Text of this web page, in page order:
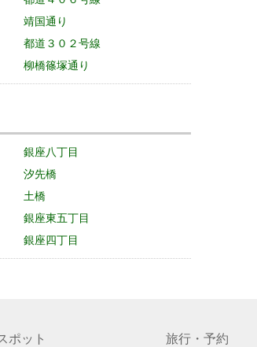
靖国通り
都道３０２号線
柳橋篠塚通り
銀座八丁目
汐先橋
土橋
銀座東五丁目
銀座四丁目
ポット 旅行・予約